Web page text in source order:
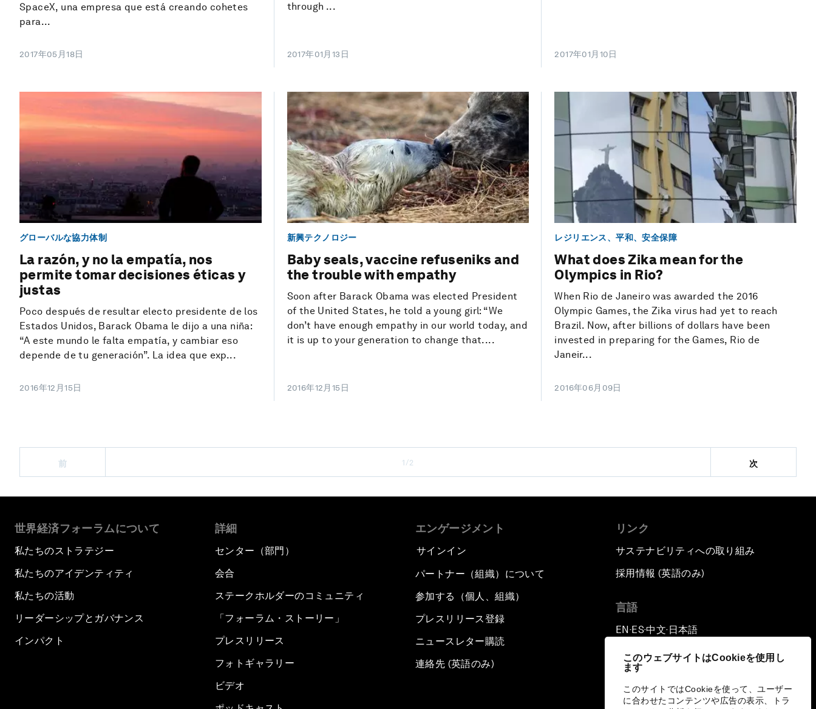
このウェブサイトはCookieを使用し
ます
このサイトではCookieを使って、ユーザー
に合わせたコンテンツや広告の表示、トラ
SpaceX, una empresa que está creando cohetes
para...
2017年05月18日
through ...
2017年01月13日 2017年01月10日
グローバルな協力体制
La razón, y no la empatía, nos
permite tomar decisiones éticas y
justas
Poco después de resultar electo presidente de los
Estados Unidos, Barack Obama le dijo a una niña:
“A este mundo le falta empatía, y cambiar eso
depende de tu generación”. La idea que exp...
2016年12月15日
新興テクノロジー
Baby seals, vaccine refuseniks and
the trouble with empathy
Soon after Barack Obama was elected President
of the United States, he told a young girl: “We
don’t have enough empathy in our world today, and
it is up to your generation to change that....
2016年12月15日
レジリエンス、平和、安全保障
What does Zika mean for the
Olympics in Rio?
When Rio de Janeiro was awarded the 2016
Olympic Games, the Zika virus had yet to reach
Brazil. Now, after billions of dollars have been
invested in preparing for the Games, Rio de
Janeir...
2016年06月09日
前 1/2 次
世界経済フォーラムについて
私たちのストラテジー
私たちのアイデンティティ
私たちの活動
リーダーシップとガバナンス
インパクト
詳細
センター（部門）
会合
ステークホルダーのコミュニティ
「フォーラム・ストーリー」
プレスリリース
フォトギャラリー
ビデオ
エンゲージメント
サインイン
パートナー（組織）について
参加する（個人、組織）
プレスリリース登録
ニュースレター購読
連絡先 (英語のみ)
リンク
サステナビリティへの取り組み
採用情報 (英語のみ)
言語
EN ▪ ES▪中文▪ 日本語